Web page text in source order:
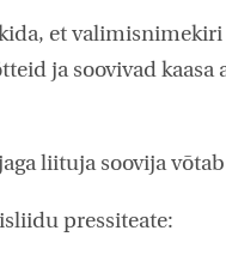
et valimisnimekiri
ja soovivad kaasa
liituja soovija
pressiteate: